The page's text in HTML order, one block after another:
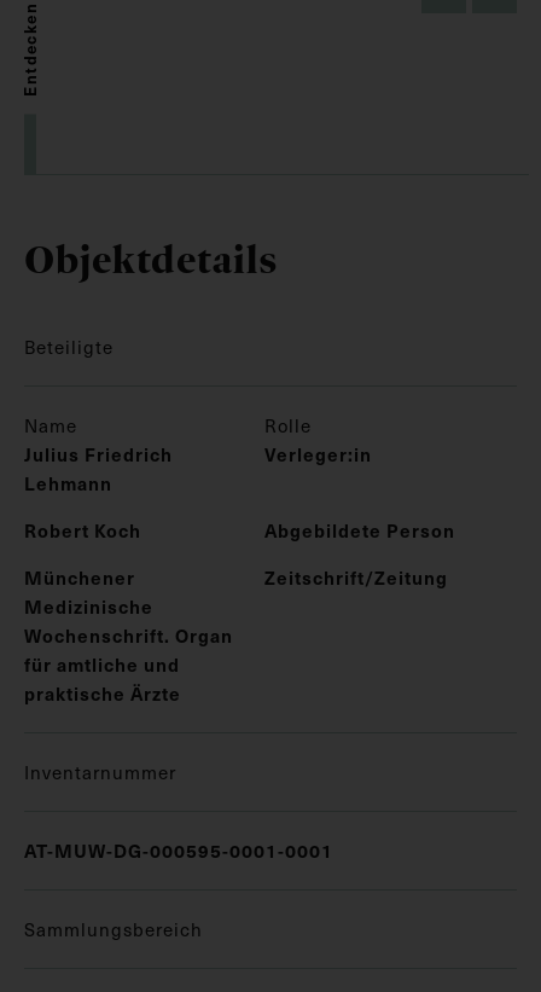
Entdecken
Objektdetails
Beteiligte
Name Rolle
Julius Friedrich
Lehmann
Verleger:in
Robert Koch
Abgebildete Person
Münchener
Medizinische
Wochenschrift. Organ
für amtliche und
praktische Ärzte
Zeitschrift/Zeitung
Inventarnummer
AT-MUW-DG-000595-0001-0001
Sammlungsbereich